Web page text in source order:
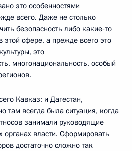
это особенностями
всего. Даже не столько
безопасность либо какие‑то
этой сфере, а прежде всего это
это
многонациональность, особый
Кавказ: и Дагестан,
там всегда была ситуация, когда
занимали руководящие
органах власти. Сформировать
достаточно сложно так